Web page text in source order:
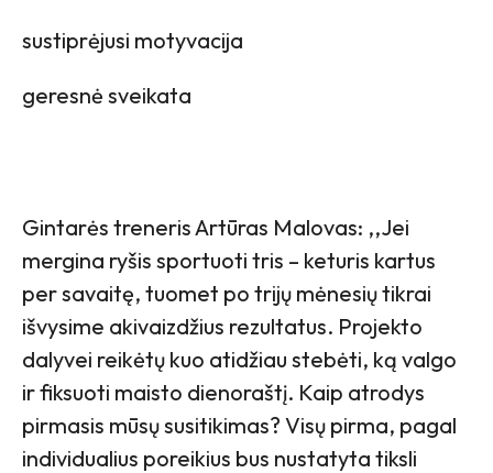
sustiprėjusi motyvacija
geresnė sveikata
Gintarės treneris Artūras Malovas: ,,Jei
mergina ryšis sportuoti tris – keturis kartus
per savaitę, tuomet po trijų mėnesių tikrai
išvysime akivaizdžius rezultatus. Projekto
dalyvei reikėtų kuo atidžiau stebėti, ką valgo
ir fiksuoti maisto dienoraštį. Kaip atrodys
pirmasis mūsų susitikimas? Visų pirma, pagal
individualius poreikius bus nustatyta tiksli